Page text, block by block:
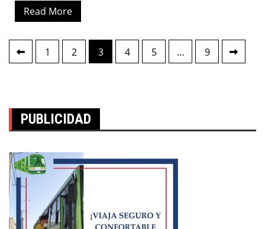
Read More
Paginación
de
1 2 3 4 5 … 9
PUBLICIDAD